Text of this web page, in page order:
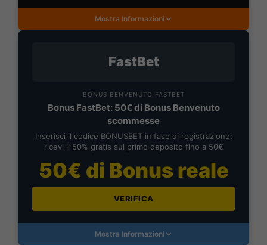
Mostra Informazioni
FastBet
BONUS BENVENUTO FASTBET
Bonus FastBet: 50€ di Bonus Benvenuto
scommesse
Inserisci il codice BONUSBET in fase di registrazione:
ricevi il 50% gratis sul primo deposito fino a 50€
50€ di Bonus reale
VERIFICA
Mostra Informazioni